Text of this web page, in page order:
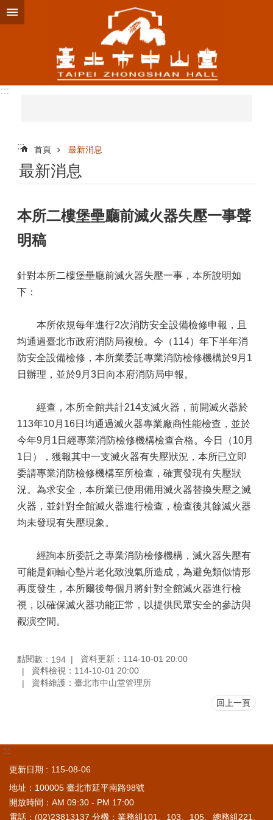
跳到主要內容區塊
:::
::: 首頁 最新消息
最新消息
本所二樓堡壘廳前滅火器失壓一事聲
明稿
針對本所二樓堡壘廳前滅火器失壓一事，本所說明如
下：
本所依規每年進行2次消防安全設備檢修申報，且
均通過臺北市政府消防局複檢。今（114）年下半年消
防安全設備檢修，本所業委託專業消防檢修機構於9月1
日辦理，並於9月3日向本府消防局申報。
經查，本所全館共計214支滅火器，前開滅火器於
113年10月16日均通過滅火器專業廠商性能檢查，並於
今年9月1日經專業消防檢修機構檢查合格。今日（10月
1日），獲報其中一支滅火器有失壓狀況，本所已立即
委請專業消防檢修機構至所檢查，確實發現有失壓狀
況。為求安全，本所業已使用備用滅火器替換失壓之滅
火器，並針對全館滅火器進行檢查，檢查後其餘滅火器
均未發現有失壓現象。
經詢本所委託之專業消防檢修機構，滅火器失壓有
可能是銅軸心墊片老化致洩氣所造成，為避免類似情形
再度發生，本所爾後每個月將針對全館滅火器進行檢
視，以確保滅火器功能正常，以提供民眾安全的參訪與
觀演空間。
點閱數： 194
資料更新：114-10-01 20:00
資料檢視：114-10-01 20:00
資料維護：臺北市中山堂管理所
回上一頁
:::
更新日期
115-08-06
地址：100005 臺北市延平南路98號
開放時間：AM 09:30 - PM 17:00
電話：(02)23813137 分機：業務組101、103、105、總務組221、